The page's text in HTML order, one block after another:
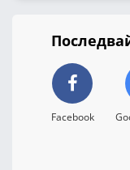
Facebook